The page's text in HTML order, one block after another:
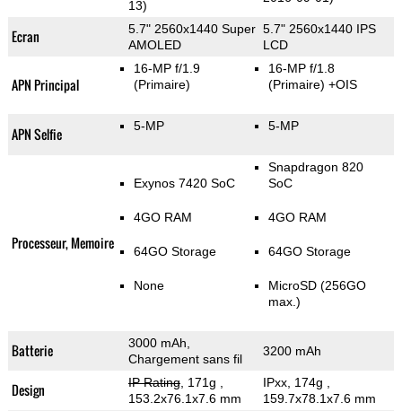
13)
Ecran
5.7" 2560x1440 Super
AMOLED
5.7" 2560x1440 IPS
LCD
APN Principal
16-MP f/1.9
(Primaire)
16-MP f/1.8
(Primaire) +OIS
APN Selfie 5-MP 5-MP
Processeur, Memoire
Exynos 7420 SoC
4GO RAM
64GO Storage
None
Snapdragon 820
SoC
4GO RAM
64GO Storage
MicroSD (256GO
max.)
Batterie
3000 mAh,
Chargement sans fil
3200 mAh
Design IP Rating, 171g
153.2x76.1x7.6 mm
IPxx, 174g
159.7x78.1x7.6 mm